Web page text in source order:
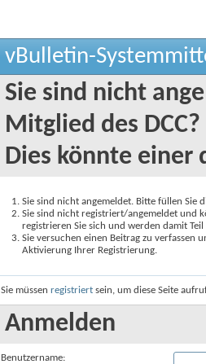
vBulletin-
Sie sind nicht
Mitglied des DCC?
Dies könnte einer
Sie sind nicht angemeldet. Bitte füllen Sie
Sie sind nicht registriert/angemeldet und
registrieren Sie sich und werden damit
Sie versuchen einen Beitrag zu verfassen
Aktivierung Ihrer Registrierung.
Sie müssen registriert sein, um diese Seite
Anmelden
Benutzername: